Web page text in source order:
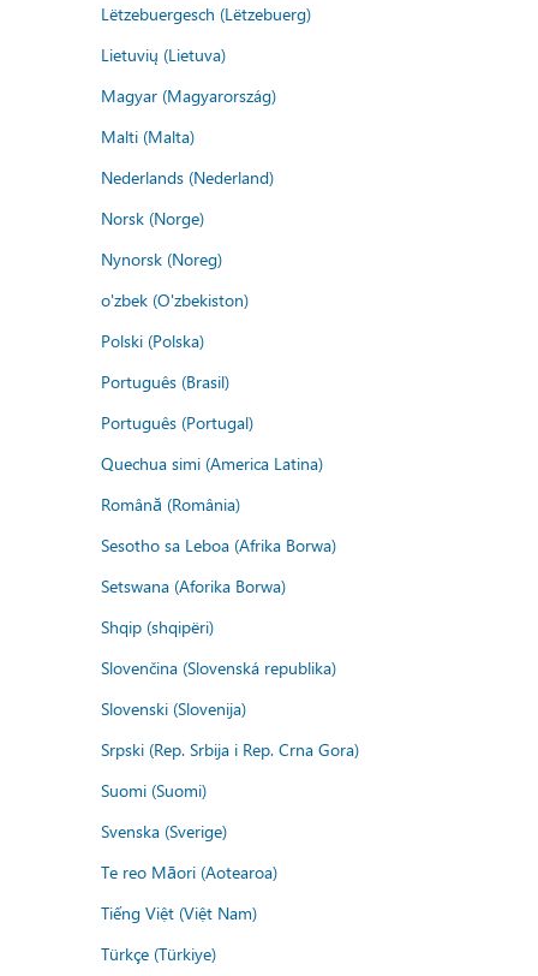
Lëtzebuergesch (Lëtzebuerg)
Lietuvių (Lietuva)
Magyar (Magyarország)
Malti (Malta)
Nederlands (Nederland)
Norsk (Norge)
Nynorsk (Noreg)
o'zbek (O'zbekiston)
Polski (Polska)
Português (Brasil)
Português (Portugal)
Quechua simi (America Latina)
Română (România)
Sesotho sa Leboa (Afrika Borwa)
Setswana (Aforika Borwa)
Shqip (shqipëri)
Slovenčina (Slovenská republika)
Slovenski (Slovenija)
Srpski (Rep. Srbija i Rep. Crna Gora)
Suomi (Suomi)
Svenska (Sverige)
Te reo Māori (Aotearoa)
Tiếng Việt (Việt Nam)
Türkçe (Türkiye)